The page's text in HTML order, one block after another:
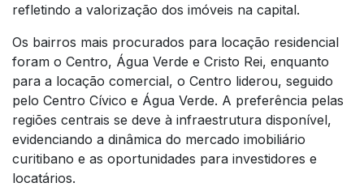
refletindo a valorização dos imóveis na capital.
Os bairros mais procurados para locação residencial
foram o Centro, Água Verde e Cristo Rei, enquanto
para a locação comercial, o Centro liderou, seguido
pelo Centro Cívico e Água Verde. A preferência pelas
regiões centrais se deve à infraestrutura disponível,
evidenciando a dinâmica do mercado imobiliário
curitibano e as oportunidades para investidores e
locatários.